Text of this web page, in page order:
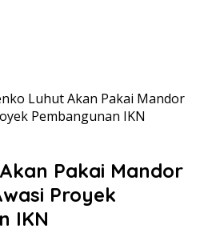
Luhut Akan Pakai Mandor
Pembangunan IKN
Pakai Mandor
Proyek
IKN